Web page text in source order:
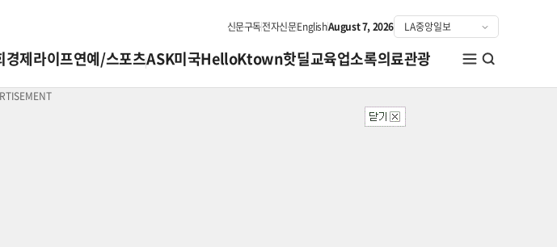
신문구독전자신문EnglishAugust 7, 2026
경제라이프연예/스포츠ASK미국HelloKtown핫딜교육업소록의료관광